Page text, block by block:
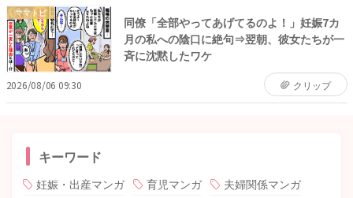
ママトピ
同僚「全部やってあげてるのよ！」妊娠7カ
月の私への陰口に絶句⇒翌朝、彼女たちが一
斉に沈黙したワケ
2026/08/06 09:30 クリップ
キーワード
妊娠・出産マンガ 育児マンガ
夫婦関係マンガ